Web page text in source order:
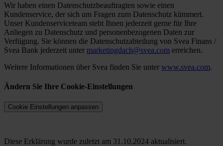
Wir haben einen Datenschutzbeauftragten sowie einen
Kundenservice, der sich um Fragen zum Datenschutz kümmert.
Unser Kundenserviceteam steht Ihnen jederzeit gerne für Ihre
Anliegen zu Datenschutz und personenbezogenen Daten zur
Verfügung. Sie können die Datenschutzabteilung von Svea Finans /
Svea Bank jederzeit unter marketingdach@svea.com erreichen.
Weitere Informationen über Svea finden Sie unter www.svea.com.
Ändern Sie Ihre Cookie-Einstellungen
Cookie Einstellungen anpassen
Diese Erklärung wurde zuletzt am 31.10.2024 aktualisiert.